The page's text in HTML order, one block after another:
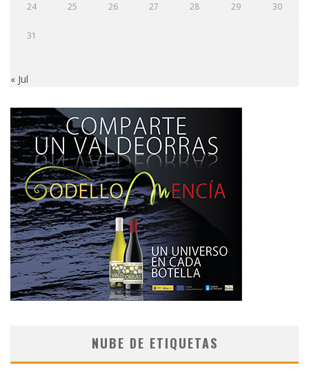
24 25 26 27 28 29 30
31
« Jul
NUBE DE ETIQUETAS